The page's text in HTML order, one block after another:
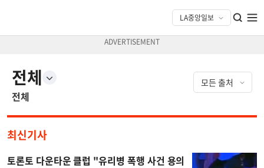
전체
전체
최신기사
토론토 다운타운 클럽 "유리병 폭행 사건 용의